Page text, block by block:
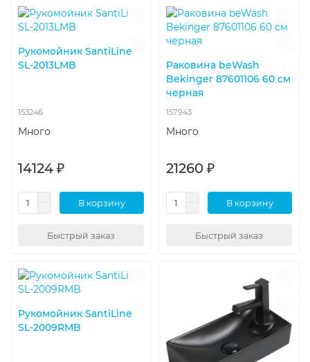
Рукомойник SantiLine
SL-2013LMB
153246
Много
14124 ₽
В корзину
Быстрый заказ
Раковина beWash
Bekinger 87601106 60 см
черная
157943
Много
21260 ₽
В корзину
Быстрый заказ
Рукомойник SantiLine
SL-2009RMB